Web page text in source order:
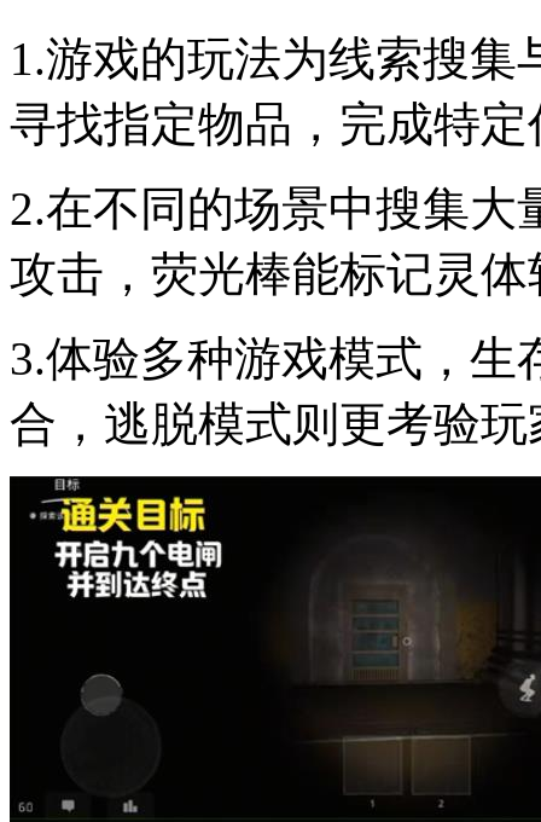
1.游戏的玩法为线索搜
寻找指定物品，完成特
2.在不同的场景中搜集
攻击，荧光棒能标记灵
3.体验多种游戏模式，
合，逃脱模式则更考验